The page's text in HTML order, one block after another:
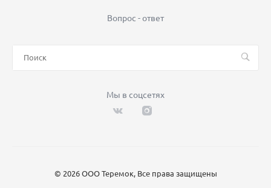
Вопрос - ответ
Мы в соцсетях
© 2026 ООО Теремок, Все права защищены